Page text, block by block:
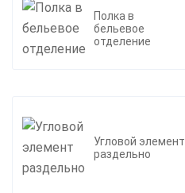
Полка в
бельевое
отделение
Угловой элемент
раздельно